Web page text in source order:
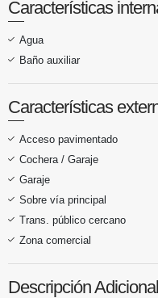
Características
Agua
Baño auxiliar
Características
Acceso pavimentado
Cochera / Garaje
Garaje
Sobre vía principal
Trans. público cercano
Zona comercial
Descripción Adicional